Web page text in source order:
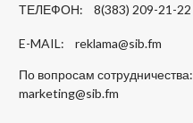
ТЕЛЕФОН: 8(383) 209-21-22
E-MAIL: reklama@sib.fm
По вопросам сотрудничества:
marketing@sib.fm